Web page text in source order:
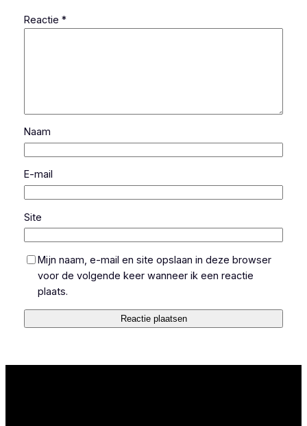
Reactie *
Naam
E-mail
Site
Mijn naam, e-mail en site opslaan in deze browser
voor de volgende keer wanneer ik een reactie
plaats.